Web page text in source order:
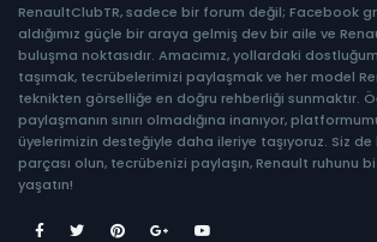
RenaultClubTR, sadece bir forum değil; Facebook
aldığımız güçle bir araya gelmiş dev bir aile ve
buluşma noktasıdır. Amacımız, yollardaki
taşımak, tecrübelerimizi paylaşmak ve her model
teknikten görselliğe en doğru rehberliği sunmaktır.
paylaşmanın sınırı olmadığına inanıyor,
üyelerimizin desteğiyle daha ileriye taşıyoruz. Siz
parçası olun, tecrübenizi paylaşın, Renault ruhunu
yaşatın!